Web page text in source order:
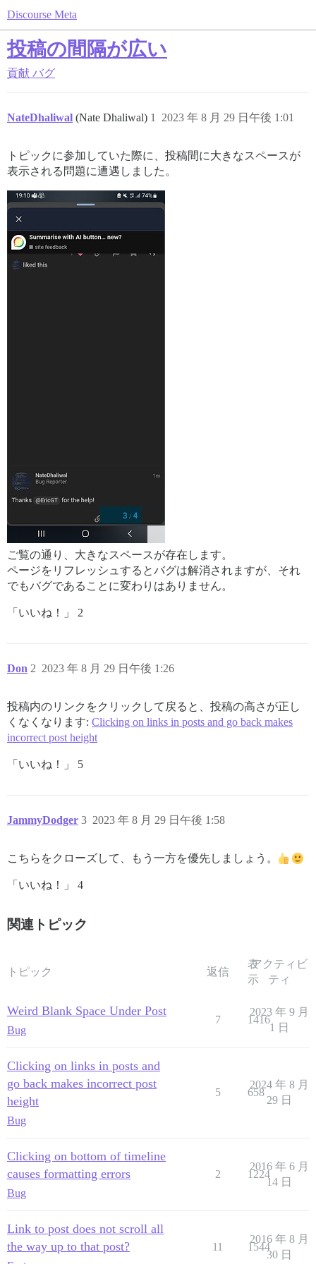
Discourse Meta
投稿の間隔が広い
貢献 バグ
NateDhaliwal (Nate Dhaliwal) 2023 年 8 月 29 日午後 1:01
1
トピックに参加していた際に、投稿間に大きなスペースが
表示される問題に遭遇しました。
ご覧の通り、大きなスペースが存在します。
ページをリフレッシュするとバグは解消されますが、それ
でもバグであることに変わりはありません。
「いいね！」 2
Don 2023 年 8 月 29 日午後 1:26
2
投稿内のリンクをクリックして戻ると、投稿の高さが正し
くなくなります: Clicking on links in posts and go back makes
incorrect post height
「いいね！」 5
JammyDodger 2023 年 8 月 29 日午後 1:58
3
こちらをクローズして、もう一方を優先しましょう。
「いいね！」 4
関連トピック
トピック 返信
表
示
アクティビ
ティ
Weird Blank Space Under Post
Bug
7 1416
2023 年 9 月
1 日
Clicking on links in posts and
go back makes incorrect post
height
Bug
5 658
2024 年 8 月
29 日
Clicking on bottom of timeline
causes formatting errors
Bug
2 1224
2016 年 6 月
14 日
Link to post does not scroll all
the way up to that post?
11 1544
2016 年 8 月
30 日